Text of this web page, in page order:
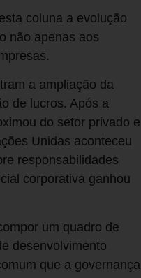
coluna a evolução
não apenas aos
a ampliação da
de lucros. Após a
do setor privado e
Unidas aconteceu
responsabilidades
corporativa ganhou
um quadro de
desenvolvimento
que a governança